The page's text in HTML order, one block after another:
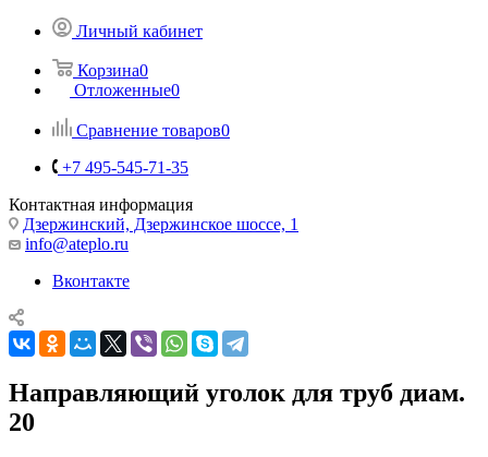
Личный кабинет
Корзина0
Отложенные0
Сравнение товаров0
+7 495-545-71-35
Контактная информация
Дзержинский, Дзержинское шоссе, 1
info@ateplo.ru
Вконтакте
Направляющий уголок для труб диам.
20